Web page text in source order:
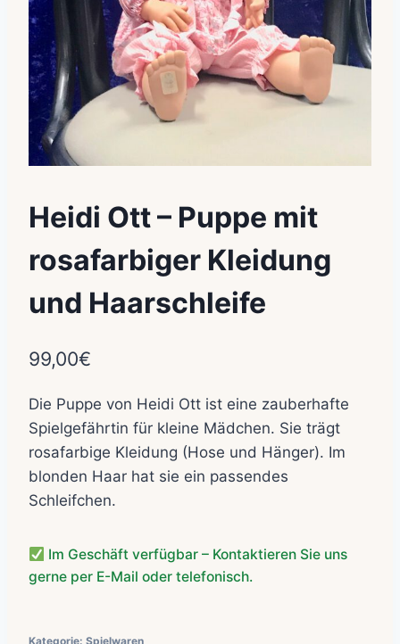
Heidi Ott – Puppe mit
rosafarbiger Kleidung
und Haarschleife
99,00€
Die Puppe von Heidi Ott ist eine zauberhafte
Spielgefährtin für kleine Mädchen. Sie trägt
rosafarbige Kleidung (Hose und Hänger). Im
blonden Haar hat sie ein passendes
Schleifchen.
Im Geschäft verfügbar – Kontaktieren Sie uns
gerne per E-Mail oder telefonisch.
Kategorie: Spielwaren